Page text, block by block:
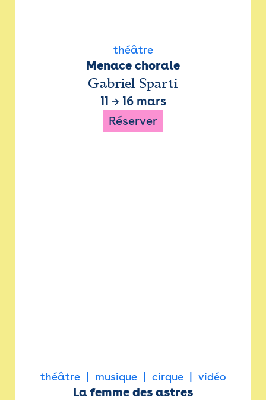
théâtre
Menace chorale
Gabriel Sparti
11 → 16 mars
Réserver
théâtre musique cirque vidéo
La femme des astres